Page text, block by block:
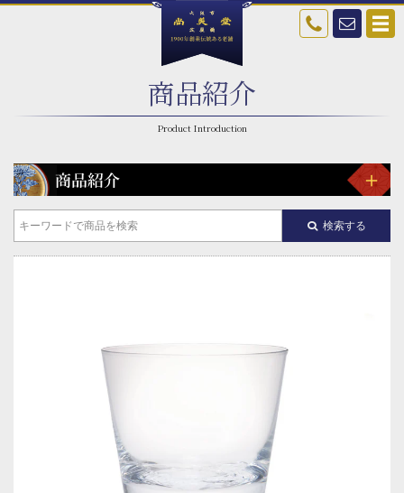
商品紹介
検索する